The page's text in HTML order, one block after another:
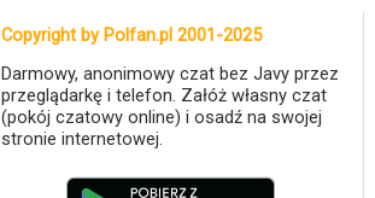
Copyright by Polfan.pl 2001-2025
Darmowy, anonimowy czat bez Javy przez
przeglądarkę i telefon. Załóż własny czat
(pokój czatowy online) i osadź na swojej
stronie internetowej.